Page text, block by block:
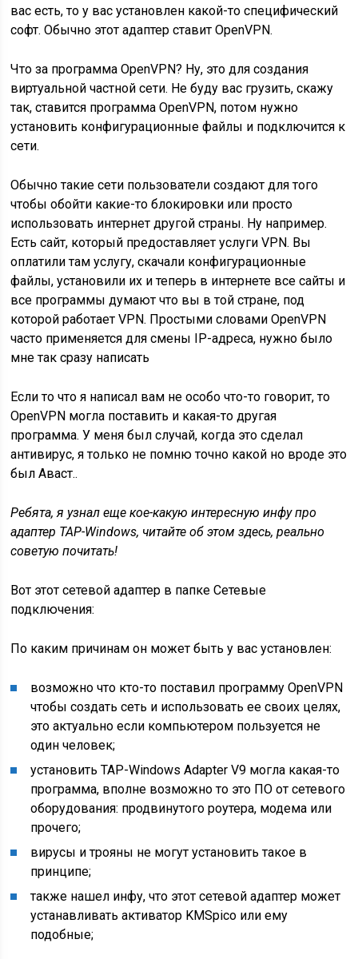
вас есть, то у вас установлен какой-то специфический
софт. Обычно этот адаптер ставит OpenVPN.
Что за программа OpenVPN? Ну, это для создания
виртуальной частной сети. Не буду вас грузить, скажу
так, ставится программа OpenVPN, потом нужно
установить конфигурационные файлы и подключится к
сети.
Обычно такие сети пользователи создают для того
чтобы обойти какие-то блокировки или просто
использовать интернет другой страны. Ну например.
Есть сайт, который предоставляет услуги VPN. Вы
оплатили там услугу, скачали конфигурационные
файлы, установили их и теперь в интернете все сайты и
все программы думают что вы в той стране, под
которой работает VPN. Простыми словами OpenVPN
часто применяется для смены IP-адреса, нужно было
мне так сразу написать
Если то что я написал вам не особо что-то говорит, то
OpenVPN могла поставить и какая-то другая
программа. У меня был случай, когда это сделал
антивирус, я только не помню точно какой но вроде это
был Аваст..
Ребята, я узнал еще кое-какую интересную инфу про
адаптер TAP-Windows, читайте об этом здесь, реально
советую почитать!
Вот этот сетевой адаптер в папке Сетевые
подключения:
По каким причинам он может быть у вас установлен:
возможно что кто-то поставил программу OpenVPN
чтобы создать сеть и использовать ее своих целях,
это актуально если компьютером пользуется не
один человек;
установить TAP-Windows Adapter V9 могла какая-то
программа, вполне возможно то это ПО от сетевого
оборудования: продвинутого роутера, модема или
прочего;
вирусы и трояны не могут установить такое в
принципе;
также нашел инфу, что этот сетевой адаптер может
устанавливать активатор KMSpico или ему
подобные;